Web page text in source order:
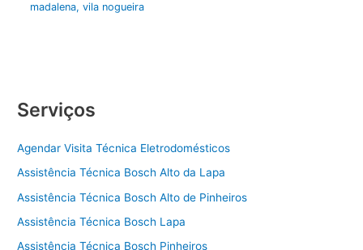
madalena, vila nogueira
Serviços
Agendar Visita Técnica Eletrodomésticos
Assistência Técnica Bosch Alto da Lapa
Assistência Técnica Bosch Alto de Pinheiros
Assistência Técnica Bosch Lapa
Assistência Técnica Bosch Pinheiros